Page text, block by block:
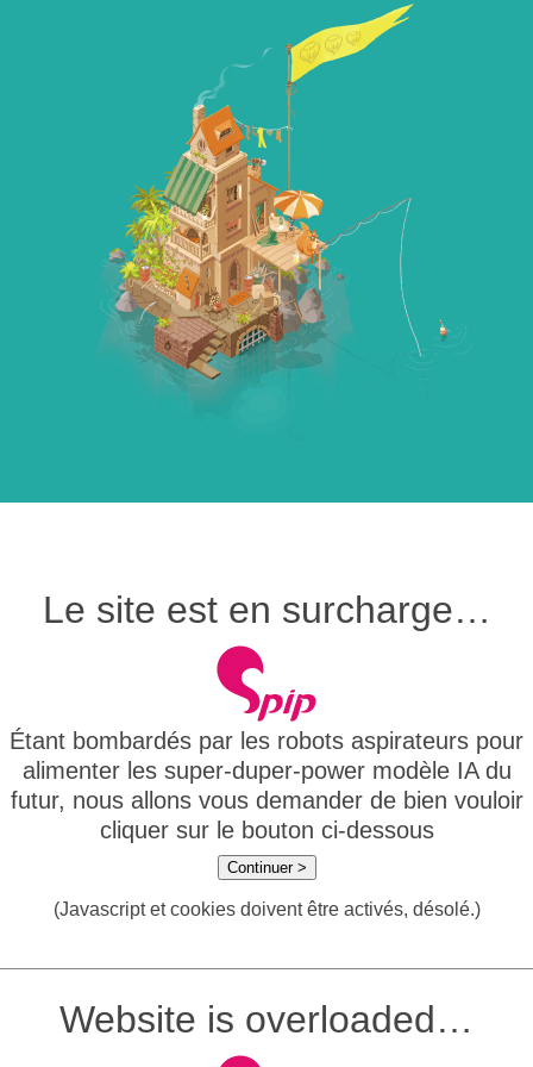
Le site est en surcharge…
Étant bombardés par les robots aspirateurs pour
alimenter les super-duper-power modèle IA du
futur, nous allons vous demander de bien vouloir
cliquer sur le bouton ci-dessous
Continuer >
(Javascript et cookies doivent être activés, désolé.)
Website is overloaded…